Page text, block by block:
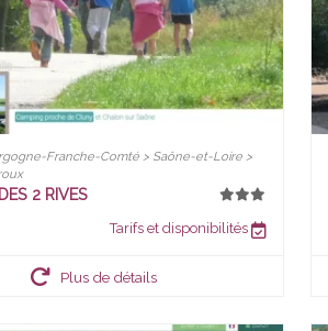
Franche-Comté > Saône-et-Loire >
2 RIVES
Tarifs et disponibilités
Plus de détails